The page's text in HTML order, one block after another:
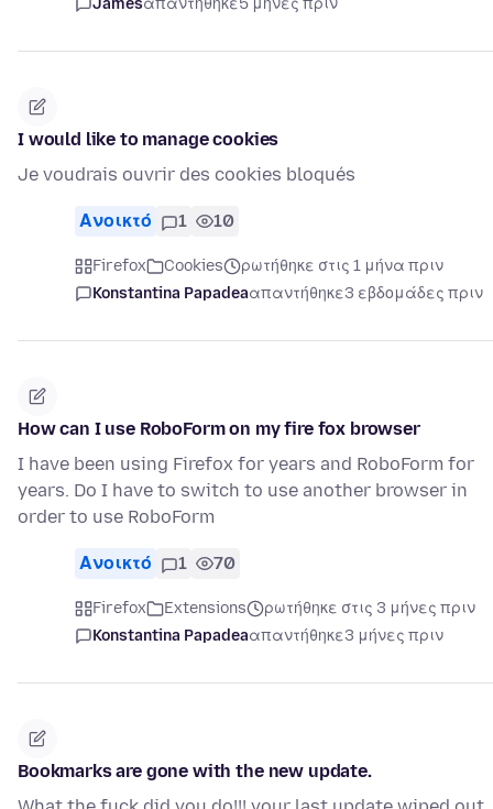
Jamesαπαντήθηκε5 μήνες πριν
I would like to manage cookies
Je voudrais ouvrir des cookies bloqués
Ανοικτό 1 10
Firefox Cookies
ρωτήθηκε στις 1 μήνα πριν
Konstantina Papadeaαπαντήθηκε3 εβδομάδες πριν
How can I use RoboForm on my fire fox browser
I have been using Firefox for years and RoboForm for
years. Do I have to switch to use another browser in
order to use RoboForm
Ανοικτό 1 70
Firefox Extensions
ρωτήθηκε στις 3 μήνες πριν
Konstantina Papadeaαπαντήθηκε3 μήνες πριν
Bookmarks are gone with the new update.